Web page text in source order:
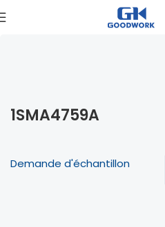
1SMA4759A
Demande d'échantillon